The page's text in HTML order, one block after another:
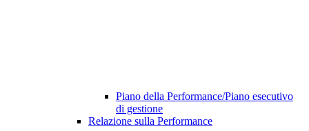
Piano della Performance/Piano esecutivo
di gestione
Relazione sulla Performance